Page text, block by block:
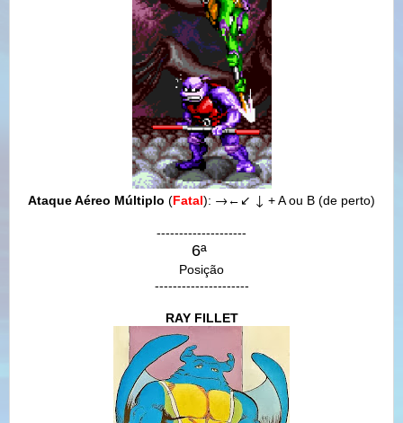
Ataque Aéreo Múltiplo (Fatal): →← ↙ ↓ + A ou B (de perto)
--------------------
6ª
Posição
---------------------
RAY FILLET